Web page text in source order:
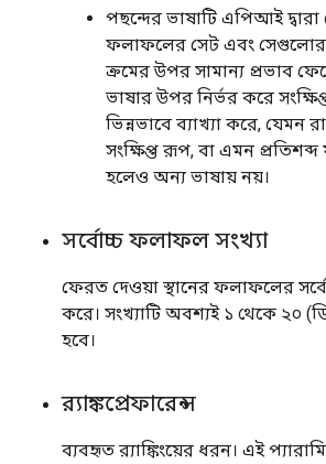
পছন্দের ভাষাটি এপিআই
ফলাফলের সেট এবং
ক্রমের উপর সামান্য প্রভাব
ভাষার উপর নির্ভর করে
ভিন্নভাবে ব্যাখ্যা করে, যেমন
সংক্ষিপ্ত রূপ, বা এমন
হলেও অন্য ভাষায় নয়।
সর্বোচ্চ ফলাফল সংখ্যা
ফেরত দেওয়া স্থানের ফলাফলের
করে। সংখ্যাটি অবশ্যই ১ থেকে ২০
হবে।
র‍্যাঙ্কপ্রেফারেন্স
ব্যবহৃত র‍্যাঙ্কিংয়ের ধরন। এই